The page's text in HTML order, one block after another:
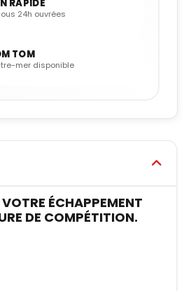
RAPIDE
24h ouvrées
TOM
mer disponible
ÉCHAPPEMENT
DE COMPÉTITION.